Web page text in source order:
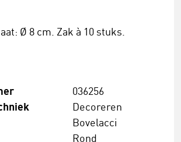
Ø 8 cm. Zak à 10 stuks.
036256
Decoreren
Bovelacci
Rond